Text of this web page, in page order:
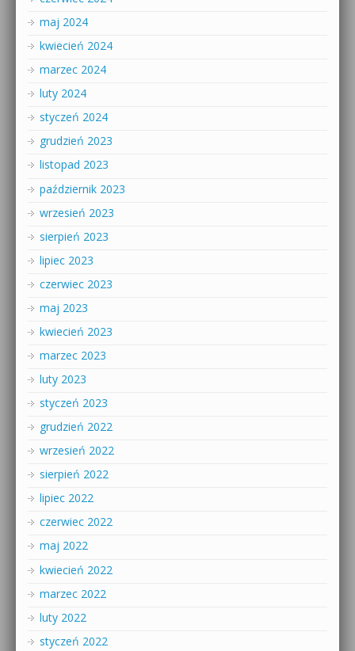
maj 2024
kwiecień 2024
marzec 2024
luty 2024
styczeń 2024
grudzień 2023
listopad 2023
październik 2023
wrzesień 2023
sierpień 2023
lipiec 2023
czerwiec 2023
maj 2023
kwiecień 2023
marzec 2023
luty 2023
styczeń 2023
grudzień 2022
wrzesień 2022
sierpień 2022
lipiec 2022
czerwiec 2022
maj 2022
kwiecień 2022
marzec 2022
luty 2022
styczeń 2022